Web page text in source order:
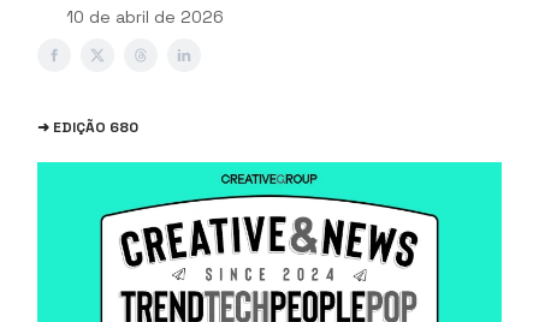
10 de abril de 2026
➜ EDIÇÃO 680